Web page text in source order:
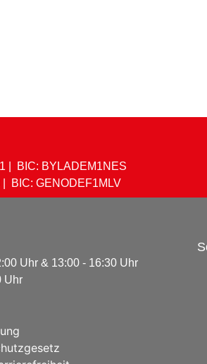
| BIC: BYLADEM1NES
BIC: GENODEF1MLV
Uhr & 13:00 - 16:30 Uhr
Uhr